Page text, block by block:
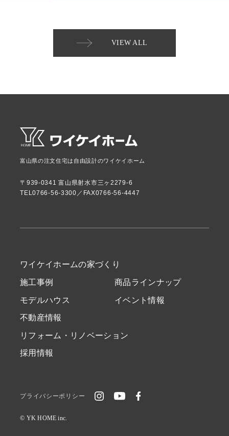
VIEW ALL
富山県の注文住宅は自由設計のワイケイホーム
〒939-0341 富山県射水市三ヶ2279-6
TEL0766-56-3300／FAX0766-56-4447
ワイケイホームの家づくり
施工事例 商品ラインナップ
モデルハウス イベント情報
不動産情報
リフォーム・リノベーション
採用情報
© YK HOME inc.
プライバシーポリシー